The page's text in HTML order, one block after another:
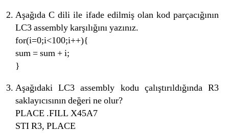
Aşağıda C dili ile ifade edilmiş olan kod parçacığının
LC3 assembly karşılığını yazınız.
for(i=0;i<100;i++){
sum = sum + i;
}
Aşağıdaki LC3 assembly kodu çalıştırıldığında R3
saklayıcısının değeri ne olur?
PLACE .FILL X45A7
STI R3, PLACE